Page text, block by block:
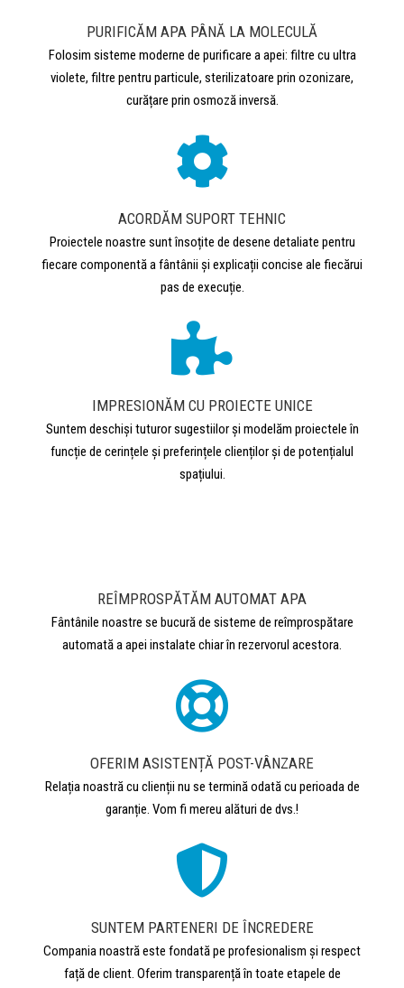
PURIFICĂM APA PÂNĂ LA MOLECULĂ
Folosim sisteme moderne de purificare a apei: filtre cu ultra
violete, filtre pentru particule, sterilizatoare prin ozonizare,
curățare prin osmoză inversă.
ACORDĂM SUPORT TEHNIC
Proiectele noastre sunt însoțite de desene detaliate pentru
fiecare componentă a fântânii și explicații concise ale fiecărui
pas de execuție.
IMPRESIONĂM CU PROIECTE UNICE
Suntem deschiși tuturor sugestiilor și modelăm proiectele în
funcție de cerințele și preferințele clienților și de potențialul
spațiului.
REÎMPROSPĂTĂM AUTOMAT APA
Fântânile noastre se bucură de sisteme de reîmprospătare
automată a apei instalate chiar în rezervorul acestora.
OFERIM ASISTENȚĂ POST-VÂNZARE
Relația noastră cu clienții nu se termină odată cu perioada de
garanție. Vom fi mereu alături de dvs.!
SUNTEM PARTENERI DE ÎNCREDERE
Compania noastră este fondată pe profesionalism și respect
față de client. Oferim transparență în toate etapele de